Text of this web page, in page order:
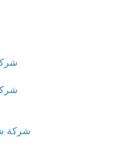
شركة